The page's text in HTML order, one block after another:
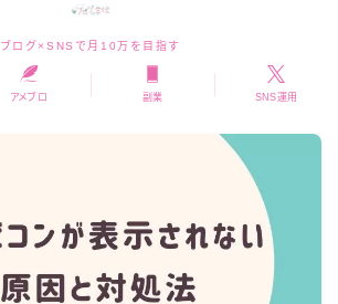
ブログ×SNSで月10万を目指す
アメブロ 副業 SNS運用